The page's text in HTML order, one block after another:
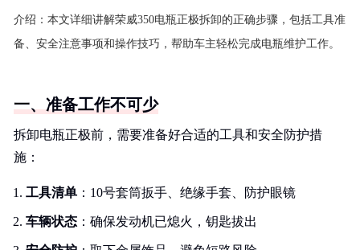
介绍： 本文详细讲解荣威350电瓶正极拆卸的正确步骤，包括工具准
备、安全注意事项和操作技巧，帮助车主轻松完成电瓶维护工作。
一、准备工作不可少
拆卸电瓶正极前，需要准备好合适的工具和安全防护措
施：
工具清单 ：10号套筒扳手、绝缘手套、防护眼镜
车辆状态 ：确保发动机已熄火，钥匙拔出